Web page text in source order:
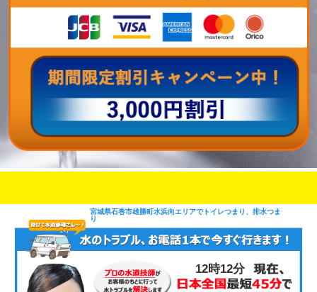
宮城県石巻市雄勝町水浜向エリアでトイレつまり、排水つま
り
12時12分